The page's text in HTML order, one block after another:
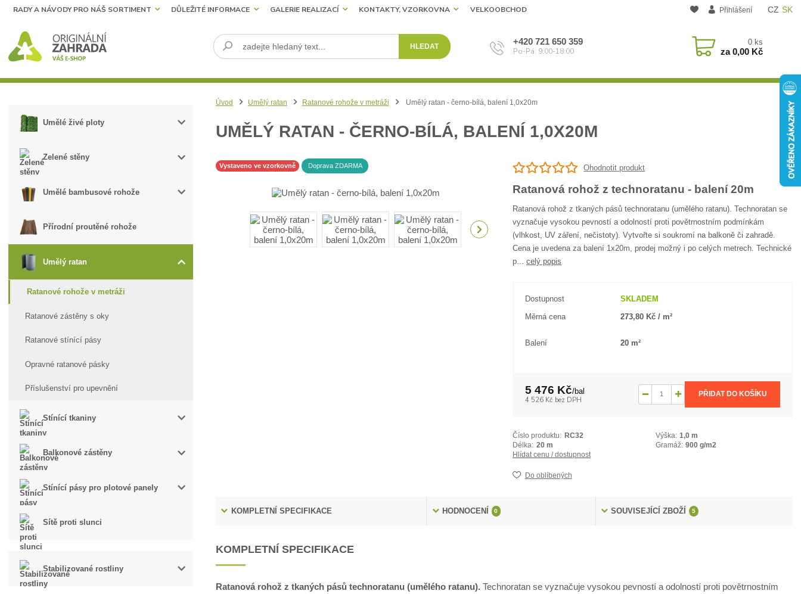
CZ SK
RADY A NÁVODY PRO NÁŠ SORTIMENT DŮLEŽITÉ INFORMACE GALERIE REALIZACÍ KONTAKTY, VZORKOVNA VELKOOBCHOD Přihlášení
HLEDAT +420 721 650 359
Po-Pá: 9:00-18:00
0 ks
za0,00 Kč
Umělé živé ploty
Zelené stěny
Umělé bambusové rohože
Přírodní proutěné rohože
Umělý ratan
Ratanové rohože v metráži
Ratanové zástěny s oky
Ratanové stínící pásy
Opravné ratanové pásky
Příslušenství pro upevnění
Stínící tkaniny
Balkonové zástěny
Stínící pásy pro plotové panely
Sítě proti slunci
Stabilizované rostliny
Úvod Umělý ratan Ratanové rohože v metráži Umělý ratan - černo-bílá, balení 1,0x20m
UMĚLÝ RATAN - ČERNO-BÍLÁ, BALENÍ 1,0X20M
Vystaveno ve vzorkovně Doprava ZDARMA Ohodnotit produkt
Ratanová rohož z technoratanu - balení 20m
Ratanová rohož z tkaných pásů technoratanu (umělého ratanu). Technoratan se
vyznačuje vysokou pevností a odolností proti povětrnostním podmínkám
(vlhkost, UV záření, nečistoty). Vytvořte si soukromí na balkoně či zahradě.
Cena je uvedena za balení 1x20m, prodej možný i po celých metrech. Technické
p... celý popis
Dostupnost SKLADEM
Měrná cena 273,80 Kč / m²
Balení 20 m²
5 476 Kč/bal
4 526 Kč bez DPH
PŘIDAT DO KOŠÍKU
Číslo produktu: RC32 Výška: 1,0 m
Délka: 20 m Gramáž: 900 g/m2
Hlídat cenu / dostupnost
Do oblíbených
KOMPLETNÍ SPECIFIKACE HODNOCENÍ 0 SOUVISEJÍCÍ ZBOŽÍ 5
KOMPLETNÍ SPECIFIKACE
Ratanová rohož z tkaných pásů technoratanu (umělého ratanu). Technoratan se vyznačuje vysokou pevností a odolností proti povětrnostním